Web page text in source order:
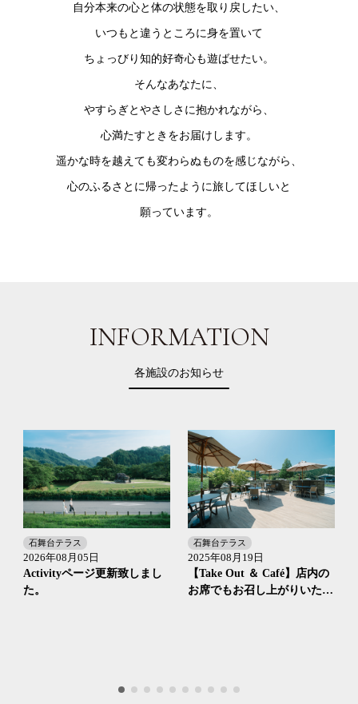
自分本来の心と体の状態を取り戻したい、
いつもと違うところに身を置いて
ちょっびり知的好奇心も遊ばせたい。
そんなあなたに、
やすらぎとやさしさに抱かれながら、
心満たすときをお届けします。
遥かな時を越えても変わらぬものを感じながら、
心のふるさとに帰ったように旅してほしいと
願っています。
INFORMATION
各施設のお知らせ
石舞台テラス
2026年08月05日
Activityページ更新致しまし
た。
石舞台テラス
2025年08月19日
【Take Out ＆ Café】店内の
お席でもお召し上がりいただ